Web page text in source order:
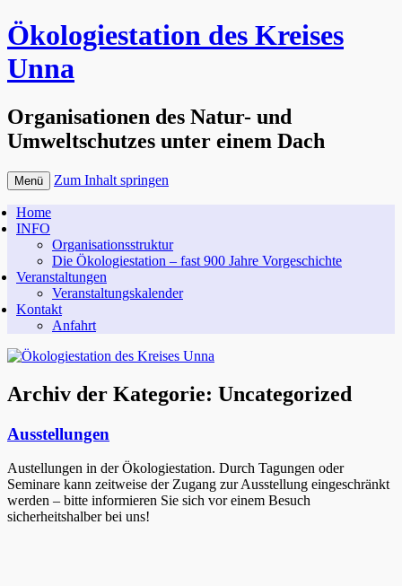
Ökologiestation des Kreises
Unna
Organisationen des Natur- und
Umweltschutzes unter einem Dach
Menü Zum Inhalt springen
Home
INFO
Organisationsstruktur
Die Ökologiestation – fast 900 Jahre Vorgeschichte
Veranstaltungen
Veranstaltungskalender
Kontakt
Anfahrt
Archiv der Kategorie: Uncategorized
Ausstellungen
Austellungen in der Ökologiestation. Durch Tagungen oder
Seminare kann zeitweise der Zugang zur Ausstellung eingeschränkt
werden – bitte informieren Sie sich vor einem Besuch
sicherheitshalber bei uns!